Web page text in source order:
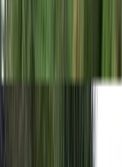
карельского гранита
коричневый
— всё это
на